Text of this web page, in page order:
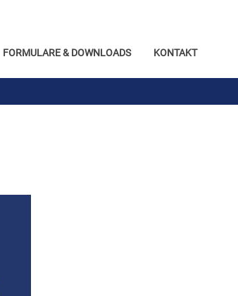
FORMULARE & DOWNLOADS KONTAKT